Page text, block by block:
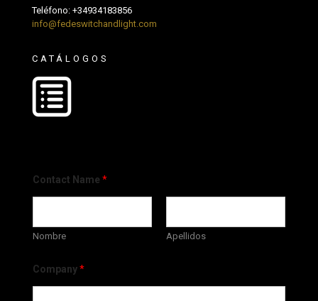
Teléfono: +34934183856
info@fedeswitchandlight.com
CATÁLOGOS
Contact Name *
Nombre Apellidos
Company*